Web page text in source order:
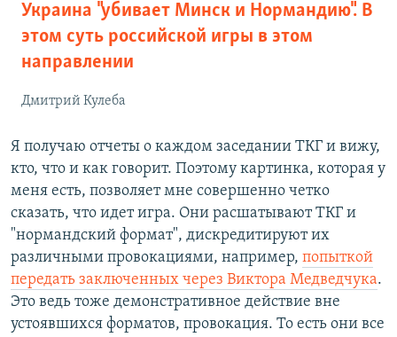
Украина "убивает Минск и Нормандию". В
этом суть российской игры в этом
направлении
Дмитрий Кулеба
Я получаю отчеты о каждом заседании ТКГ и вижу,
кто, что и как говорит. Поэтому картинка, которая у
меня есть, позволяет мне совершенно четко
сказать, что идет игра. Они расшатывают ТКГ и
"нормандский формат", дискредитируют их
различными провокациями, например, попыткой
передать заключенных через Виктора Медведчука.
Это ведь тоже демонстративное действие вне
устоявшихся форматов, провокация. То есть они все